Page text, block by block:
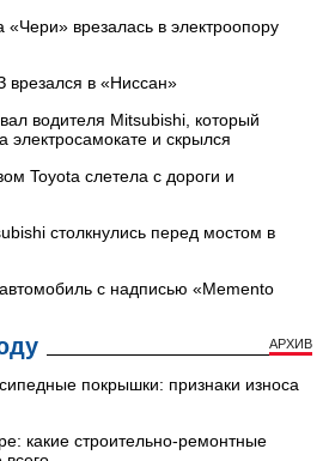
врезалась в электроопору
врезался в «Ниссан»
водителя Mitsubishi, который
и скрылся
Toyota слетела с дороги и
столкнулись перед мостом в
с надписью «Memento
АРХИВ
покрышки: признаки износа
какие строительно-ремонтные